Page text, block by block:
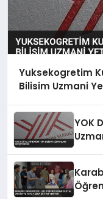
Yuksekogretim
Bilisim Uzmani
YOK